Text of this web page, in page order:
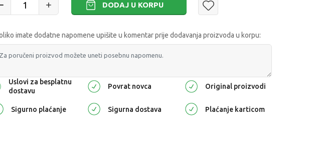
DODAJ U KORPU
imate dodatne napomene upišite u komentar prije dodavanja proizvoda u korpu:
Uslovi za besplatnu
dostavu
Povrat novca Original proizvodi
Sigurno plaćanje Sigurna dostava Plaćanje karticom